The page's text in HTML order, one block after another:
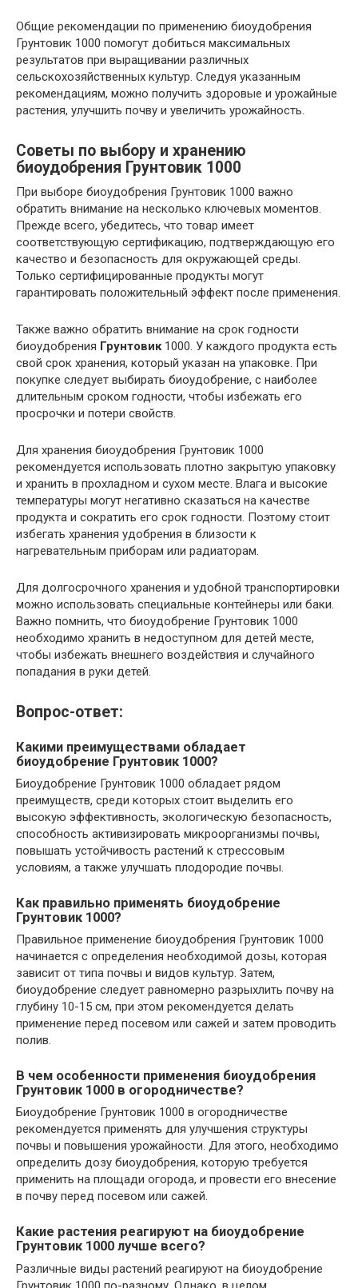
Общие рекомендации по применению биоудобрения
Грунтовик 1000 помогут добиться максимальных
результатов при выращивании различных
сельскохозяйственных культур. Следуя указанным
рекомендациям, можно получить здоровые и урожайные
растения, улучшить почву и увеличить урожайность.
Советы по выбору и хранению
биоудобрения Грунтовик 1000
При выборе биоудобрения Грунтовик 1000 важно
обратить внимание на несколько ключевых моментов.
Прежде всего, убедитесь, что товар имеет
соответствующую сертификацию, подтверждающую его
качество и безопасность для окружающей среды.
Только сертифицированные продукты могут
гарантировать положительный эффект после применения.
Также важно обратить внимание на срок годности
биоудобрения Грунтовик1000. У каждого продукта есть
свой срок хранения, который указан на упаковке. При
покупке следует выбирать биоудобрение, с наиболее
длительным сроком годности, чтобы избежать его
просрочки и потери свойств.
Для хранения биоудобрения Грунтовик 1000
рекомендуется использовать плотно закрытую упаковку
и хранить в прохладном и сухом месте. Влага и высокие
температуры могут негативно сказаться на качестве
продукта и сократить его срок годности. Поэтому стоит
избегать хранения удобрения в близости к
нагревательным приборам или радиаторам.
Для долгосрочного хранения и удобной транспортировки
можно использовать специальные контейнеры или баки.
Важно помнить, что биоудобрение Грунтовик 1000
необходимо хранить в недоступном для детей месте,
чтобы избежать внешнего воздействия и случайного
попадания в руки детей.
Вопрос-ответ:
Какими преимуществами обладает
биоудобрение Грунтовик 1000?
Биоудобрение Грунтовик 1000 обладает рядом
преимуществ, среди которых стоит выделить его
высокую эффективность, экологическую безопасность,
способность активизировать микроорганизмы почвы,
повышать устойчивость растений к стрессовым
условиям, а также улучшать плодородие почвы.
Как правильно применять биоудобрение
Грунтовик 1000?
Правильное применение биоудобрения Грунтовик 1000
начинается с определения необходимой дозы, которая
зависит от типа почвы и видов культур. Затем,
биоудобрение следует равномерно разрыхлить почву на
глубину 10-15 см, при этом рекомендуется делать
применение перед посевом или сажей и затем проводить
полив.
В чем особенности применения биоудобрения
Грунтовик 1000 в огородничестве?
Биоудобрение Грунтовик 1000 в огородничестве
рекомендуется применять для улучшения структуры
почвы и повышения урожайности. Для этого, необходимо
определить дозу биоудобрения, которую требуется
применить на площади огорода, и провести его внесение
в почву перед посевом или сажей.
Какие растения реагируют на биоудобрение
Грунтовик 1000 лучше всего?
Различные виды растений реагируют на биоудобрение